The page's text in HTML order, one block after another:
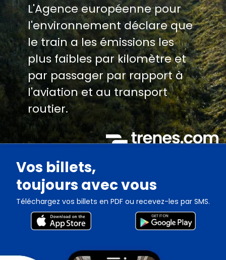
L'Agence européenne pour
l'environnement déclare que
le train a les émissions les
plus faibles par kilomètre et
par passager par rapport à
l'aviation et au transport
routier.
Vos billets,
toujours avec vous
Téléchargez vos billets en PDF ou recevez-les par SMS.